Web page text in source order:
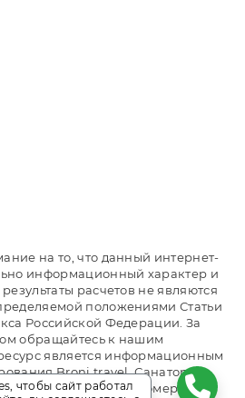
на то, что данный интернет-
информационный характер и
расчетов не являются
положениями Статьи
Российской Федерации. За
обращайтесь к нашим
является информационным
Broni.travel. Санаторий
бронирования номеров.
чтобы сайт работал